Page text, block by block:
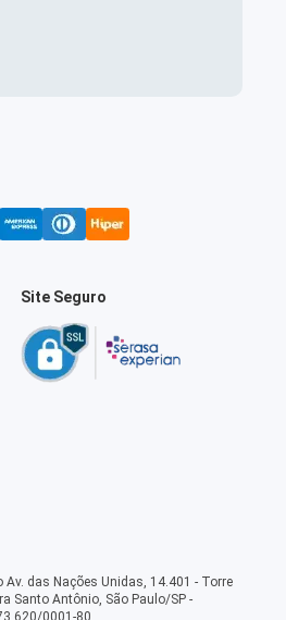
Site Seguro
Av. das Nações Unidas, 14.401 - Torre
Santo Antônio, São Paulo/SP -
0001-80